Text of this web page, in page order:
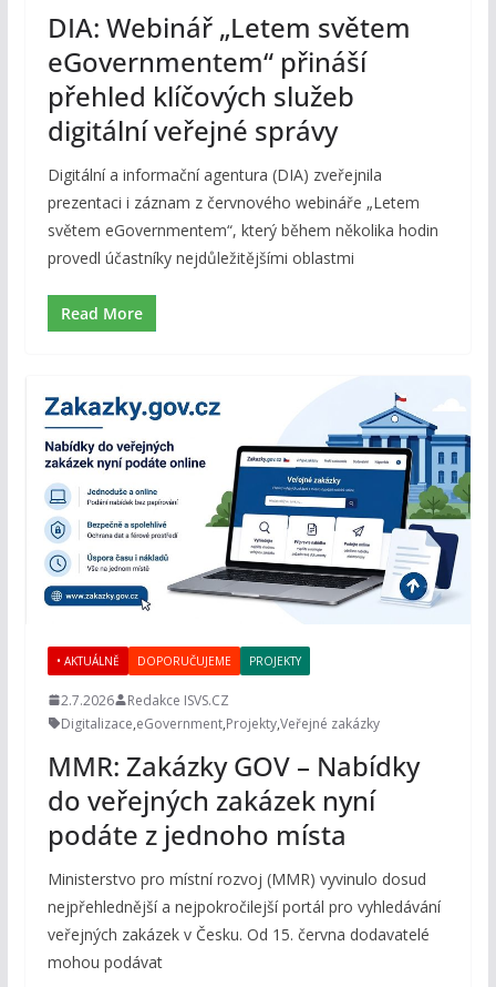
DIA: Webinář „Letem světem
eGovernmentem“ přináší
přehled klíčových služeb
digitální veřejné správy
Digitální a informační agentura (DIA) zveřejnila
prezentaci i záznam z červnového webináře „Letem
světem eGovernmentem“, který během několika hodin
provedl účastníky nejdůležitějšími oblastmi
Read More
• AKTUÁLNĚ DOPORUČUJEME PROJEKTY
2.7.2026
Redakce ISVS.CZ
Digitalizace,eGovernment,Projekty,Veřejné zakázky
MMR: Zakázky GOV – Nabídky
do veřejných zakázek nyní
podáte z jednoho místa
Ministerstvo pro místní rozvoj (MMR) vyvinulo dosud
nejpřehlednější a nejpokročilejší portál pro vyhledávání
veřejných zakázek v Česku. Od 15. června dodavatelé
mohou podávat